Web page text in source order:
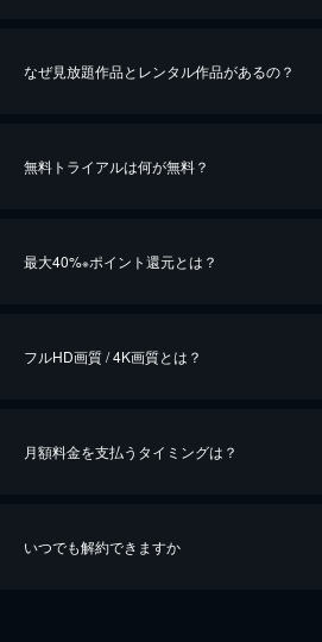
なぜ見放題作品とレンタル作品があるの？
無料トライアルは何が無料？
最大40%※ポイント還元とは？
※40％ポイント還元の対象は、クレジットカード決済
iOSアプリのUコイン決済による作品の購入 / レンタ
フルHD画質 / 4K画質とは？
月額料金を支払うタイミングは？
いつでも解約できますか